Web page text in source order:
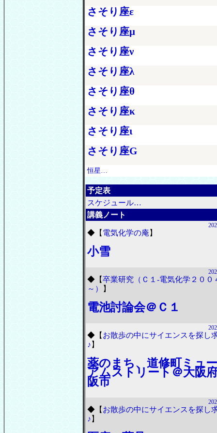
さそり座ε
さそり座μ
さそり座ν
さそり座λ
さそり座θ
さそり座κ
さそり座ι
さそり座G
恒星…
予定表
スケジュール…
講義ノート
◆ 【 電気化学の庵 】
小雪
◆ 【卒業研究（Ｃ１-電気化学２００
～）
】
電池討論会＠Ｃ１
◆ 【 お散歩の中にサイエンスを探し
♪ 】
薬のまち、道修町ミュ
アムストリート＠大阪
阪市
◆ 【 お散歩の中にサイエンスを探し
♪ 】